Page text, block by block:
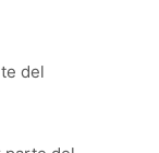
del